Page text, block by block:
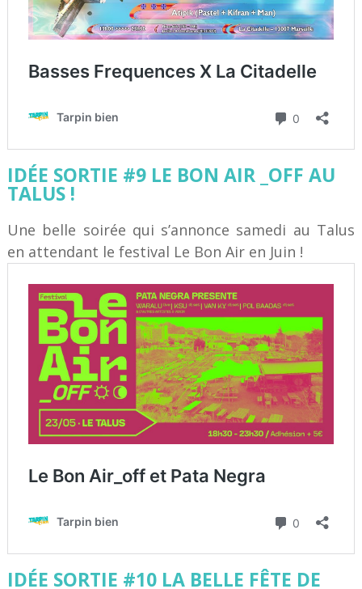
IDÉE SORTIE #9 LE BON AIR _OFF AU
TALUS !
Une belle soirée qui s’annonce samedi au Talus
en attendant le festival Le Bon Air en Juin !
IDÉE SORTIE #10 LA BELLE FÊTE DE